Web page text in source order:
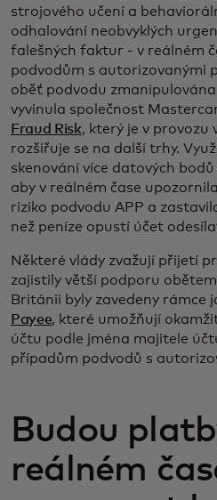
strojového učení a
odhalování neobvyklých
falešných faktur - v reálném
podvodům s autorizovanými
oběť podvodu
vyvinula společnost
Fraud Risk, který je v provozu
rozšiřuje se na další trhy.
skenování více datových
aby v reálném čase
riziko podvodu APP a
než peníze opustí účet
Některé vlády zvažují přijetí
zajistily větší podporu
Británii byly zavedeny rámce
Payee, které umožňují
účtu podle jména majitele
případům podvodů s
Budou
reálném